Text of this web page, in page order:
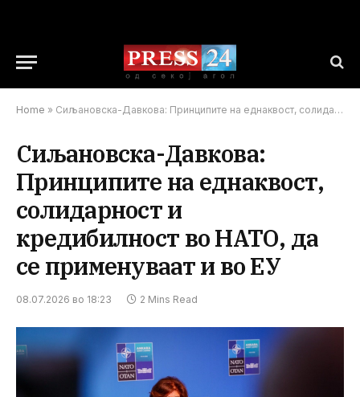
Home » Сиљановска-Давкова: Принципите на еднаквост, солидарност и кредибилност во НАТО, да се применуваат и во ЕУ
Сиљановска-Давкова:
Принципите на еднаквост,
солидарност и
кредибилност во НАТО, да
се применуваат и во ЕУ
08.07.2026 во 18:23 2 Mins Read